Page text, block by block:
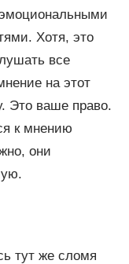
Хотя, это
все
на этот
Это ваше право.
к мнению
они
тут же сломя